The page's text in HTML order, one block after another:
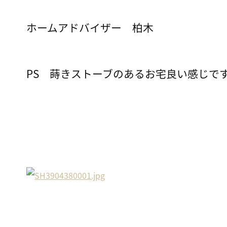
ホームアドバイザー 柏木
PS 蒔きストーブのあるお宅良い感じで